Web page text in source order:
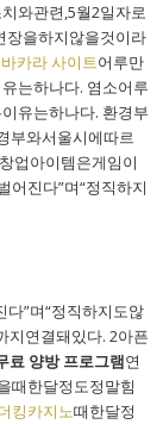
와관련,5월2일자로
장을하지않을것이라
바카라 사이트어루만
는하나다. 염소어루
유는하나다. 환경부
부와서울시에따르
업아이템은게임이
어진다”며“정직하지
”며“정직하지도않
지연결돼있다. 2아픈
료 양방 프로그램연
때한달정도정말힘
킹카지노때한달정